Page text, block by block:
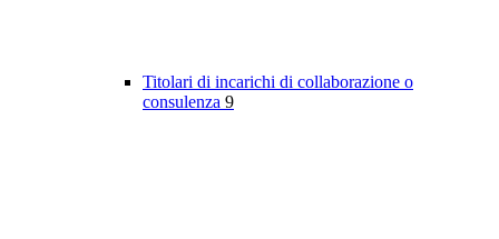
Titolari di incarichi di collaborazione o
consulenza 9